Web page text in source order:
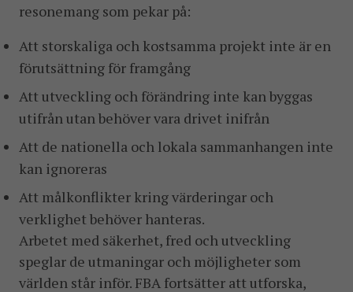
resonemang som pekar på:
Att storskaliga och kostsamma projekt inte är en
förutsättning för framgång
Att utveckling och förändring inte kan byggas
utifrån utan behöver vara drivet inifrån
Att de nationella och lokala sammanhangen inte
kan ignoreras
Att målkonflikter kring värderingar och
verklighet behöver hanteras.
Arbetet med säkerhet, fred och utveckling
speglar de utmaningar och möjligheter som
världen står inför. FBA fortsätter att utforska,